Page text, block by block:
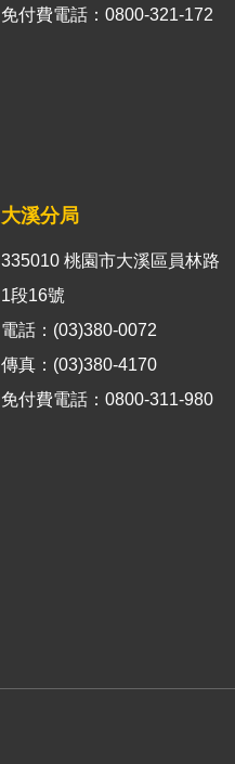
免付費電話：0800-321-172
大溪分局
335010 桃園市大溪區員林路
1段16號
電話：(03)380-0072
傳真：(03)380-4170
免付費電話：0800-311-980